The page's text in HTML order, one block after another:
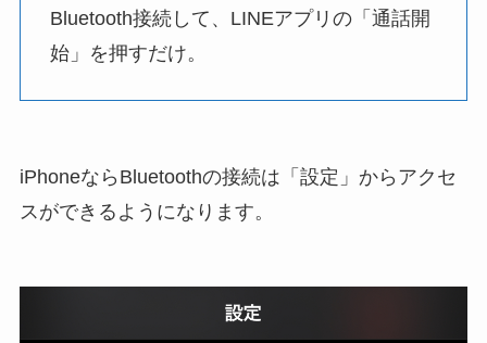
Bluetooth接続して、LINEアプリの「通話開
始」を押すだけ。
iPhoneならBluetoothの接続は「設定」からアクセ
スができるようになります。